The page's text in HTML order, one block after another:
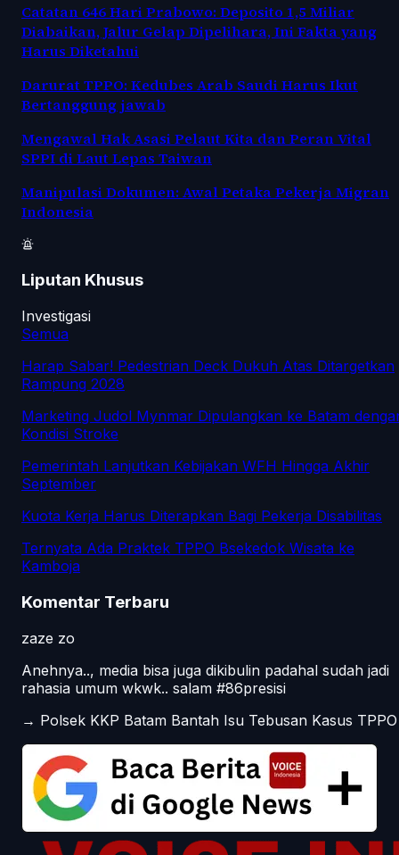
Catatan 646 Hari Prabowo: Deposito 1,5 Miliar
Diabaikan, Jalur Gelap Dipelihara, Ini Fakta yang
Harus Diketahui
Darurat TPPO: Kedubes Arab Saudi Harus Ikut
Bertanggung jawab
Mengawal Hak Asasi Pelaut Kita dan Peran Vital
SPPI di Laut Lepas Taiwan
Manipulasi Dokumen: Awal Petaka Pekerja Migran
Indonesia
Liputan Khusus
Investigasi
Semua
Harap Sabar! Pedestrian Deck Dukuh Atas Ditargetkan
Rampung 2028
Marketing Judol Mynmar Dipulangkan ke Batam
Kondisi Stroke
Pemerintah Lanjutkan Kebijakan WFH Hingga Akhir
September
Kuota Kerja Harus Diterapkan Bagi Pekerja Disabilitas
Ternyata Ada Praktek TPPO Bsekedok Wisata ke
Kamboja
Komentar Terbaru
zaze zo
Anehnya.., media bisa juga dikibulin padahal sudah jadi
rahasia umum wkwk.. salam #86presisi
→ Polsek KKP Batam Bantah Isu Tebusan Kasus TPPO